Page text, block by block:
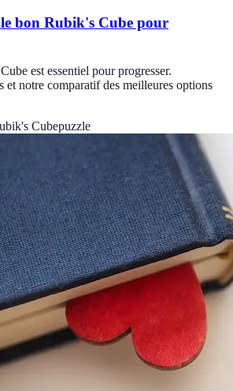
bon Rubik's Cube pour
est essentiel pour progresser.
et notre comparatif des meilleures options
Cubepuzzle